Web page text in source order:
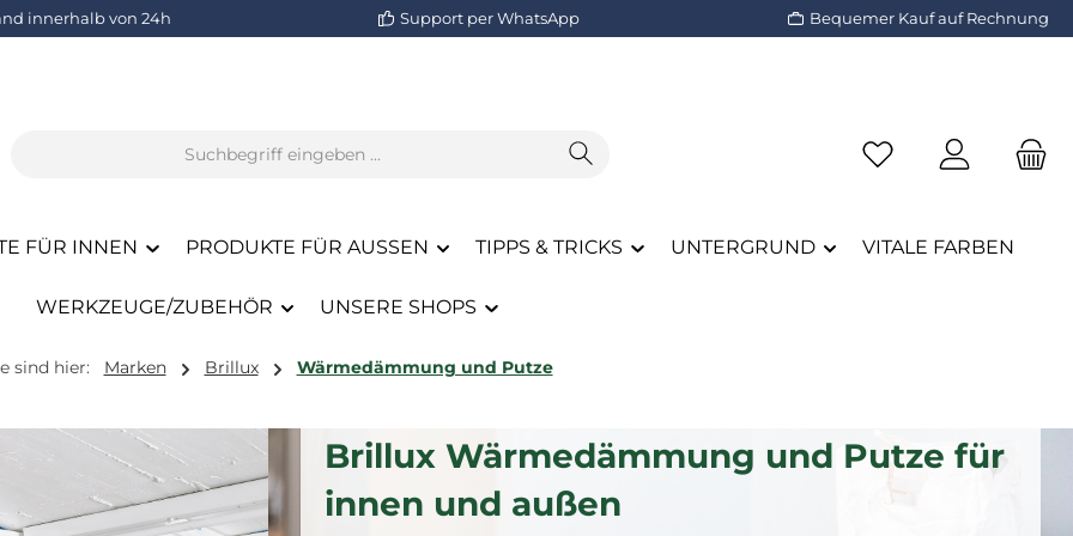
innerhalb von 24h Support per WhatsApp Bequemer Kauf auf Rechnung
Du hast 0 Produkte
FÜR INNEN PRODUKTE FÜR AUSSEN TIPPS & TRICKS UNTERGRUND VITALE FARBEN
WERKZEUGE/ZUBEHÖR UNSERE SHOPS
sind hier: Marken Brillux Wärmedämmung und Putze
Brillux Wärmedämmung und Putze für
innen und außen